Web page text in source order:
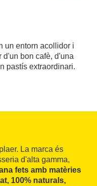
un entorn acollidor i
d'un bon cafè, d'una
pastís extraordinari.
La marca és
d'alta gamma,
fets amb matèries
100% naturals,